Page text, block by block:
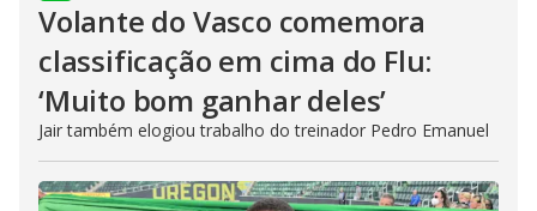
Volante do Vasco comemora
classificação em cima do Flu:
‘Muito bom ganhar deles’
Jair também elogiou trabalho do treinador Pedro Emanuel